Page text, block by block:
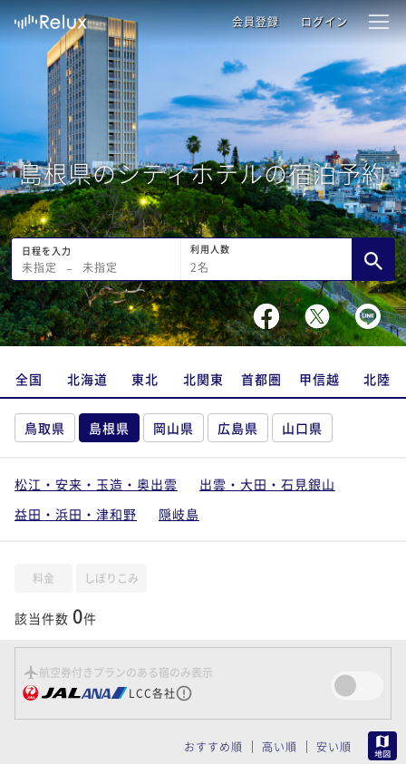
会員登録 ログイン
島根県のシティホテルの宿泊予約
日程を入力
未指定 − 未指定
利用人数
2名
全国 北海道 東北 北関東 首都圏 甲信越 北陸
鳥取県 島根県 岡山県 広島県 山口県
松江・安来・玉造・奥出雲
出雲・大田・石見銀山
益田・浜田・津和野
隠岐島
料金 しぼりこみ
該当件数 0件
航空券付きプランのある宿のみ表示
LCC各社
おすすめ順 高い順 安い順